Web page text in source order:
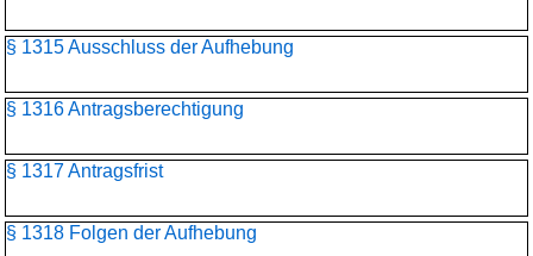
§ 1315 Ausschluss der Aufhebung
§ 1316 Antragsberechtigung
§ 1317 Antragsfrist
§ 1318 Folgen der Aufhebung